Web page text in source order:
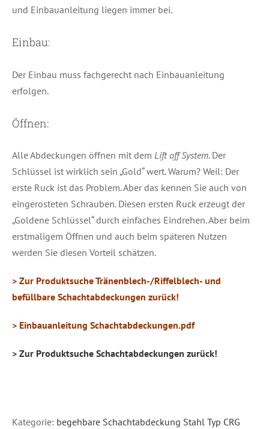
und Einbauanleitung liegen immer bei.
Einbau:
Der Einbau muss fachgerecht nach Einbauanleitung
erfolgen.
Öffnen:
Alle Abdeckungen öffnen mit dem Lift off System. Der
Schlüssel ist wirklich sein „Gold“ wert. Warum? Weil: Der
erste Ruck ist das Problem. Aber das kennen Sie auch von
eingerosteten Schrauben. Diesen ersten Ruck erzeugt der
„Goldene Schlüssel“ durch einfaches Eindrehen. Aber beim
erstmaligem Öffnen und auch beim späteren Nutzen
werden Sie diesen Vorteil schätzen.
> Zur Produktsuche Tränenblech-/Riffelblech- und
befüllbare Schachtabdeckungen zurück!
> Einbauanleitung Schachtabdeckungen.pdf
> Zur Produktsuche Schachtabdeckungen zurück!
Kategorie: begehbare Schachtabdeckung Stahl Typ CRG